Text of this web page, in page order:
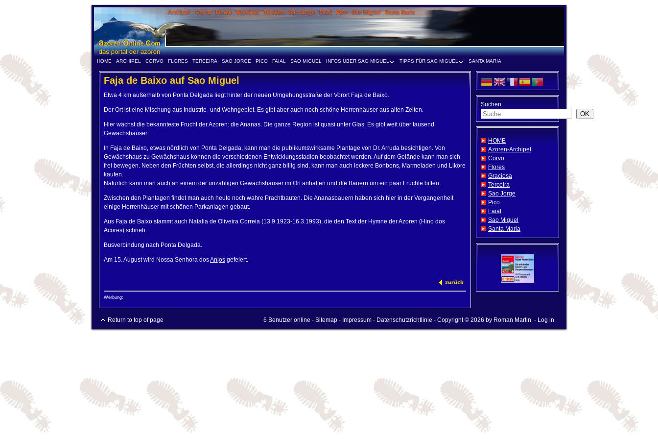
HOME ARCHIPEL CORVO FLORES TERCEIRA SAO JORGE PICO FAIAL SAO MIGUEL INFOS ÜBER SAO MIGUEL TIPPS FÜR SAO MIGUEL SANTA MARIA
Faja de Baixo auf Sao Miguel
Etwa 4 km außerhalb von Ponta Delgada liegt hinter der neuen Umgehungsstraße der Vorort Faja de Baixo.
Der Ort ist eine Mischung aus Industrie- und Wohngebiet. Es gibt aber auch noch schöne Herrenhäuser aus alten Zeiten.
Hier wächst die bekannteste Frucht der Azoren: die Ananas. Die ganze Region ist quasi unter Glas. Es gibt weit über tausend
Gewächshäuser.
In Faja de Baixo, etwas nördlich von Ponta Delgada, kann man die publikumswirksame Plantage von Dr. Arruda besichtigen. Von
Gewächshaus zu Gewächshaus können die verschiedenen Entwicklungsstadien beobachtet werden. Auf dem Gelände kann man sich
frei bewegen. Neben den Früchten selbst, die allerdings nicht ganz billig sind, kann man auch leckere Bonbons, Marmeladen und Liköre
kaufen.
Natürlich kann man auch an einem der unzähligen Gewächshäuser im Ort anhalten und die Bauern um ein paar Früchte bitten.
Zwischen den Plantagen findet man auch heute noch wahre Prachtbauten. Die Ananasbauern haben sich hier in der Vergangenheit
einige Herrenhäuser mit schönen Parkanlagen gebaut.
Aus Faja de Baixo stammt auch Natalia de Oliveira Correia (13.9.1923-16.3.1993), die den Text der Hymne der Azoren (Hino dos
Acores) schrieb.
Busverbindung nach Ponta Delgada.
Am 15. August wird Nossa Senhora dosAnjos gefeiert.
Werbung:
Suchen
OK
HOME
Azoren-Archipel
Corvo
Flores
Graciosa
Terceira
Sao Jorge
Pico
Faial
Sao Miguel
Santa Maria
Return to top of page 6 Benutzer online - Sitemap - Impressum - Datenschutzrichtlinie - Copyright © 2026 by Roman Martin - Log in